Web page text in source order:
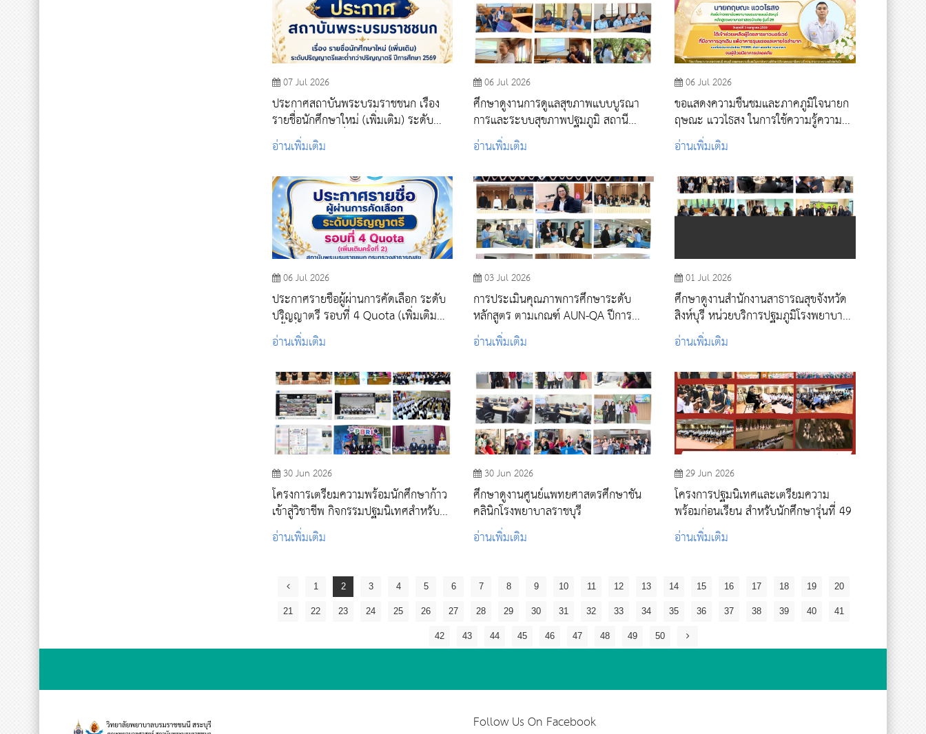
07 Jul 2026
ประกาศสถาบันพระบรมราชชนก เรื่อง
รายชื่อนักศึกษาใหม่ (เพิ่มเติม) ระดับ
ปริญญาตรีและต่ำกว่าปริญญาตรี ปีการ
ศึกษา 2569 รอบที่ 4 รับตรงอิสระ
อ่านเพิ่มเติม
06 Jul 2026
ศึกษาดูงานการดูแลสุขภาพแบบบูรณา
การและระบบสุขภาพปฐมภูมิ สถานี
อนามัยเฉลิมพระเกียรติฯ ตำบลพักทัน
อ่านเพิ่มเติม
06 Jul 2026
ขอแสดงความชื่นชมและภาคภูมิใจนายก
ฤษณะ แววไธสง ในการใช้ความรู้ความ
สามารถในวิชาชีพพยาบาล ให้เป็น
ประโยชน์ต่อเพื่อนมนุษย์
อ่านเพิ่มเติม
06 Jul 2026
ประกาศรายชื่อผู้ผ่านการคัดเลือก ระดับ
ปริญญาตรี รอบที่ 4 Quota (เพิ่มเติม
ครั้งที่ 2)
อ่านเพิ่มเติม
03 Jul 2026
การประเมินคุณภาพการศึกษาระดับ
หลักสูตร ตามเกณฑ์ AUN-QA ปีการ
ศึกษา 2568
อ่านเพิ่มเติม
01 Jul 2026
ศึกษาดูงานสำนักงานสาธารณสุขจังหวัด
สิงห์บุรี หน่วยบริการปฐมภูมิโรงพยาบาล
สิงห์บุรี และ สอน.พิกุลทอง
อ่านเพิ่มเติม
30 Jun 2026
โครงการเตรียมความพร้อมนักศึกษาก้าว
เข้าสู่วิชาชีพ กิจกรรมปฐมนิเทศสำหรับ
นักศึกษาใหม่ ประจำปีการศึกษา 2569
อ่านเพิ่มเติม
30 Jun 2026
ศึกษาดูงานศูนย์แพทยศาสตรศึกษาชั้น
คลินิกโรงพยาบาลราชบุรี
อ่านเพิ่มเติม
29 Jun 2026
โครงการปฐมนิเทศและเตรียมความ
พร้อมก่อนเรียน สำหรับนักศึกษารุ่นที่ 49
อ่านเพิ่มเติม
1 2 3 4 5 6 7 8 9 10 11 12 13 14 15 16 17 18 19 20
21 22 23 24 25 26 27 28 29 30 31 32 33 34 35 36 37 38 39 40 41
42 43 44 45 46 47 48 49 50
Follow Us On Facebook